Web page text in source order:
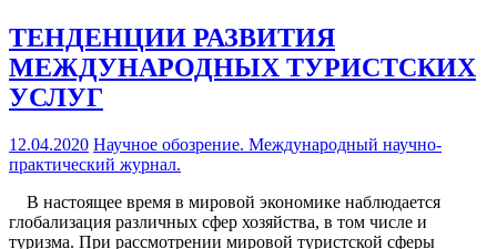
ТЕНДЕНЦИИ РАЗВИТИЯ
МЕЖДУНАРОДНЫХ ТУРИСТСКИХ
УСЛУГ
12.04.2020 Научное обозрение. Международный научно-
практический журнал.
В настоящее время в мировой экономике наблюдается
глобализация различных сфер хозяйства, в том числе и
туризма. При рассмотрении мировой туристской сферы